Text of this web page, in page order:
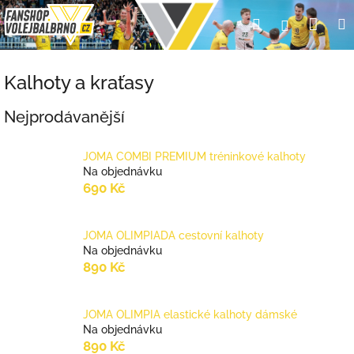
Přejít
na
obsah
HledatPřihlášení
Kalhoty a kraťasy
Nejprodávanější
JOMA COMBI PREMIUM tréninkové kalhoty
Na objednávku
690 Kč
JOMA OLIMPIADA cestovní kalhoty
Na objednávku
890 Kč
JOMA OLIMPIA elastické kalhoty dámské
Na objednávku
890 Kč